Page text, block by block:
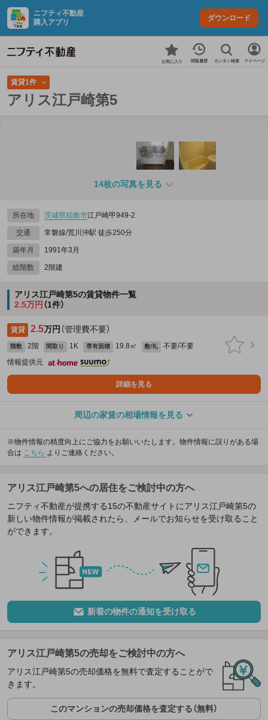
ニフティ不動産
購入アプリ
ダウンロード
お気に入り 閲覧履歴 カンタン検索 マイページ
賃貸1件
アリス江戸崎第5
14枚の写真を見る
所在地 茨城県稲敷市江戸崎甲949‐2
交通 常磐線/荒川沖駅 徒歩250分
築年月 1991年3月
総階数 2階建
アリス江戸崎第5の賃貸物件一覧
2.5万円 （1件）
賃貸 2.5万円 （管理費不要）
階数 2階 間取り 1K 専有面積 19.8㎡ 敷/礼
不要/不要
情報提供元
詳細を見る
周辺の家賃の相場情報を見る
※物件情報の精度向上にご協力をお願いいたします。物件情報に誤りがある場
合は こちら よりご連絡ください。
アリス江戸崎第5への居住をご検討中の方へ
ニフティ不動産が提携する15の不動産サイトにアリス江戸崎第5の
新しい物件情報が掲載されたら、メールでお知らせを受け取ること
ができます。
新着の物件の通知を受け取る
アリス江戸崎第5の売却をご検討中の方へ
アリス江戸崎第5の売却価格を無料で査定することがで
きます。
このマンションの売却価格を査定する（無料）